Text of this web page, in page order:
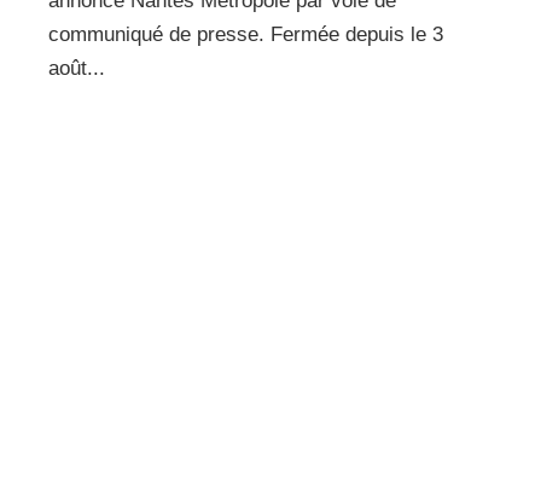
communiqué de presse. Fermée depuis le 3
août...